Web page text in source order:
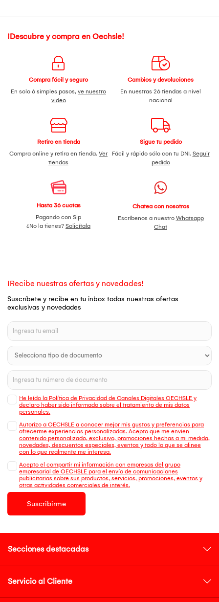
¡Descubre y compra en Oechsle!
Compra fácil y seguro
En solo 6 simples pasos, ve nuestro
video
Cambios y devoluciones
En nuestras 26 tiendas a nivel
nacional
Retiro en tienda
Compra online y retira en tienda. Ver
tiendas
Sigue tu pedido
Fácil y rápido sólo con tu DNI. Seguir
pedido
Hasta 36 cuotas
Pagando con Sip
¿No la tienes? Solicítala
Chatea con nosotros
Escríbenos a nuestro Whatsapp
Chat
¡Recibe nuestras ofertas y novedades!
Suscríbete y recibe en tu inbox todas nuestras ofertas
exclusivas y novedades
He leído la Política de Privacidad de Canales Digitales OECHSLE y
declaro haber sido informado sobre el tratamiento de mis datos
personales.
Autorizo a OECHSLE a conocer mejor mis gustos y preferencias para
ofrecerme experiencias personalizadas. Acepto que me envien
contenido personalizado, exclusivo, promociones hechas a mi medida,
novedades, descuentos especiales, eventos y todo lo que se alinee
con lo que realmente me interesa.
Acepto el compartir mi información con empresas del grupo
empresarial de OECHSLE para el envío de comunicaciones
publicitarias sobre sus productos, servicios, promociones, eventos y
otras actividades comerciales de interés.
Suscribirme
Secciones destacadas
Servicio al Cliente